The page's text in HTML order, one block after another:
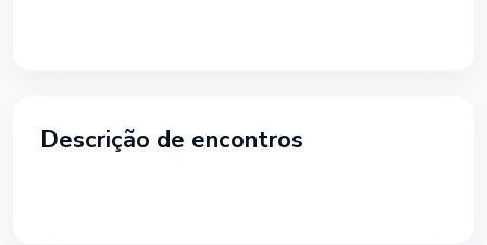
Descrição de encontros